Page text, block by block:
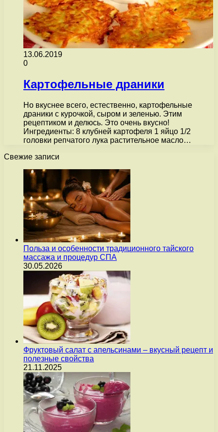
13.06.2019
0
Картофельные драники
Но вкуснее всего, естественно, картофельные
драники с курочкой, сыром и зеленью. Этим
рецептиком и делюсь. Это очень вкусно!
Ингредиенты: 8 клубней картофеля 1 яйцо 1/2
головки репчатого лука растительное масло…
Свежие записи
Польза и особенности традиционного тайского
массажа и процедур СПА
30.05.2026
Фруктовый салат с апельсинами – вкусный рецепт и
полезные свойства
21.11.2025